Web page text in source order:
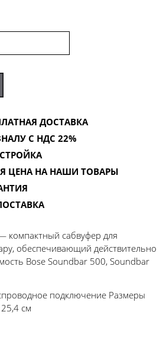
ДОСТАВКА
С НДС 22%
ЦЕНА НА НАШИ ТОВАРЫ
компактный сабвуфер для
обеспечивающий действительно
Bose Soundbar 500, Soundbar
подключение Размеры
см